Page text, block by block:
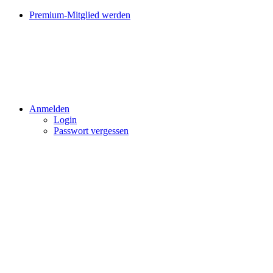
Premium-Mitglied werden
Anmelden
Login
Passwort vergessen